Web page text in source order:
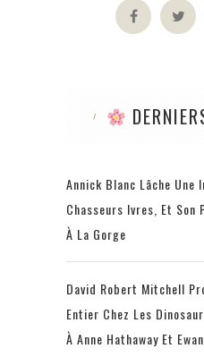
Annick Blanc Lâche Une
Chasseurs Ivres, Et Son
À La Gorge
David Robert Mitchell
Entier Chez Les
À Anne Hathaway Et